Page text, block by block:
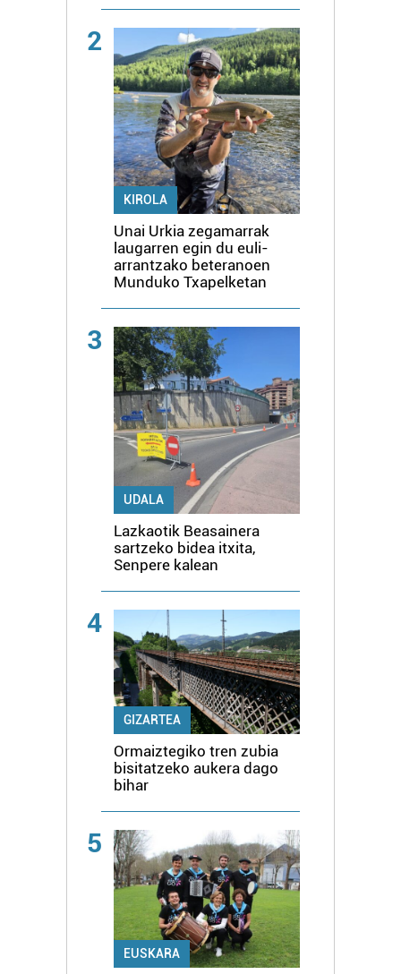
2
KIROLA
Unai Urkia zegamarrak
laugarren egin du euli-
arrantzako beteranoen
Munduko Txapelketan
3
UDALA
Lazkaotik Beasainera
sartzeko bidea itxita,
Senpere kalean
4
GIZARTEA
Ormaiztegiko tren zubia
bisitatzeko aukera dago
bihar
5
EUSKARA